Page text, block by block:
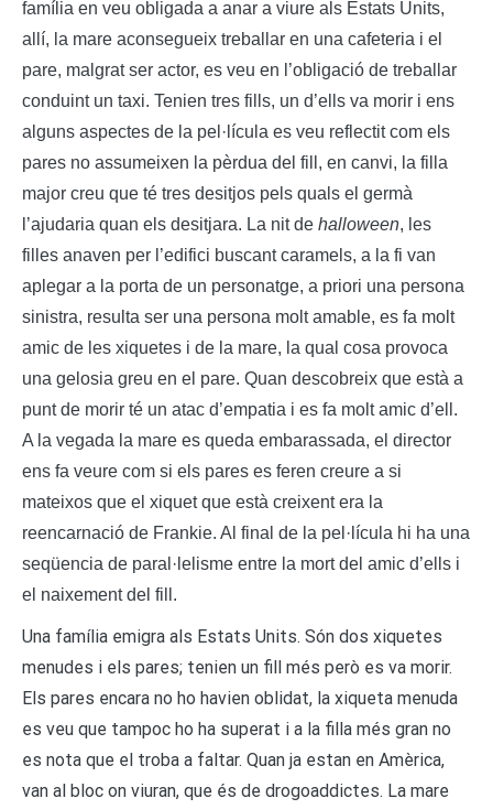
família en veu obligada a anar a viure als Estats Units,
allí, la mare aconsegueix treballar en una cafeteria i el
pare, malgrat ser actor, es veu en l’obligació de treballar
conduint un taxi. Tenien tres fills, un d’ells va morir i ens
alguns aspectes de la pel·lícula es veu reflectit com els
pares no assumeixen la pèrdua del fill, en canvi, la filla
major creu que té tres desitjos pels quals el germà
l’ajudaria quan els desitjara. La nit de halloween, les
filles anaven per l’edifici buscant caramels, a la fi van
aplegar a la porta de un personatge, a priori una persona
sinistra, resulta ser una persona molt amable, es fa molt
amic de les xiquetes i de la mare, la qual cosa provoca
una gelosia greu en el pare. Quan descobreix que està a
punt de morir té un atac d’empatia i es fa molt amic d’ell.
A la vegada la mare es queda embarassada, el director
ens fa veure com si els pares es feren creure a si
mateixos que el xiquet que està creixent era la
reencarnació de Frankie. Al final de la pel·lícula hi ha una
seqüencia de paral·lelisme entre la mort del amic d’ells i
el naixement del fill.
Una família emigra als Estats Units. Són dos xiquetes
menudes i els pares; tenien un fill més però es va morir.
Els pares encara no ho havien oblidat, la xiqueta menuda
es veu que tampoc ho ha superat i a la filla més gran no
es nota que el troba a faltar. Quan ja estan en Amèrica,
van al bloc on viuran, que és de drogoaddictes. La mare